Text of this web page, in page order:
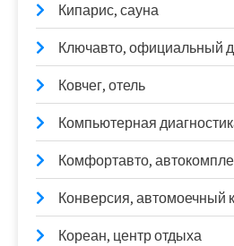
Кипарис, сауна
Ключавто, официальный
Ковчег, отель
Компьютерная
Комфортавто,
Конверсия, автомоечный
Кореан, центр отдыха